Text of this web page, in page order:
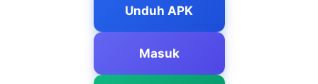
Unduh APK
Masuk